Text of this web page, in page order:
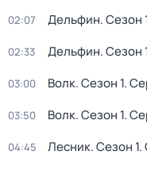
02:07 Дельфин. Сезон
02:33 Дельфин. Сезон
03:00 Волк. Сезон 1.
03:50 Волк. Сезон 1.
04:45 Лесник. Сезон 1.